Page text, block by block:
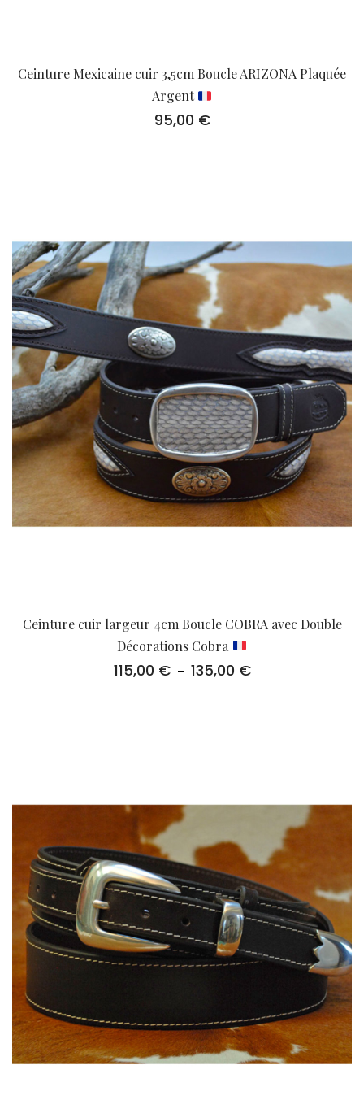
Ceinture Mexicaine cuir 3,5cm Boucle ARIZONA Plaquée
Argent
95,00 €
Ceinture cuir largeur 4cm Boucle COBRA avec Double
Décorations Cobra
115,00 € – 135,00 €Plage